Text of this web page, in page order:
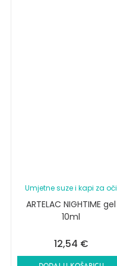
Umjetne suze i kapi za oči
ARTELAC NIGHTIME gel
10ml
12,54 €